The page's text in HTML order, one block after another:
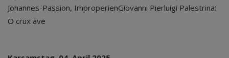
Johannes-Passion, ImproperienGiovanni Pierluigi Palestrina:
O crux ave